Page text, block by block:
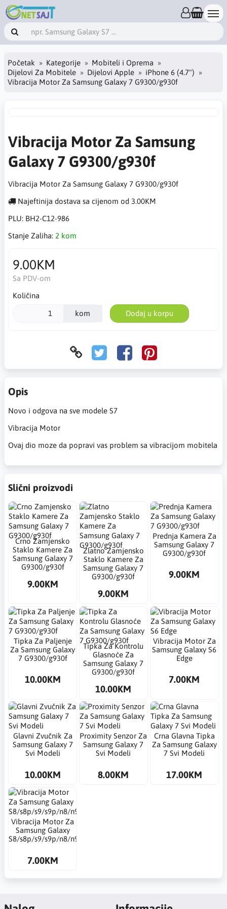
Početak Kategorije
Mobiteli i Oprema
Dijelovi Za Mobitele
Dijelovi Apple
iPhone 6 (4.7")
Vibracija Motor Za Samsung Galaxy 7 G9300/g930f
Vibracija Motor Za Samsung
Galaxy 7 G9300/g930f
Vibracija Motor Za Samsung Galaxy 7 G9300/g930f
Najeftinija dostava sa cijenom od 3.00KM
PLU: BH2-C12-986
Stanje Zaliha: 2 kom
9.00KM
Sa PDV-om
Količina
kom Dodaj u korpu
Opis
Novo i odgova na sve modele S7
Vibracija Motor
Ovaj dio moze da popravi vas problem sa vibracijom mobitela
Slični proizvodi
Crno Zamjensko
Staklo Kamere Za
Samsung Galaxy 7
G9300/g930f
9.00KM
Zlatno Zamjensko
Staklo Kamere Za
Samsung Galaxy 7
G9300/g930f
9.00KM
Prednja Kamera Za
Samsung Galaxy 7
G9300/g930f
9.00KM
Tipka Za Paljenje
Za Samsung Galaxy
7 G9300/g930f
10.00KM
Tipka Za Kontrolu
Glasnoće Za
Samsung Galaxy 7
G9300/g930f
10.00KM
Vibracija Motor Za
Samsung Galaxy S6
Edge
7.00KM
Glavni Zvučnik Za
Samsung Galaxy 7
Svi Modeli
10.00KM
Proximity Senzor Za
Samsung Galaxy 7
Svi Modeli
8.00KM
Crna Glavna Tipka
Za Samsung Galaxy
7 Svi Modeli
17.00KM
Vibracija Motor Za
Samsung Galaxy
S8/s8p/s9/s9p/n8/n9n/s10/p/e
7.00KM